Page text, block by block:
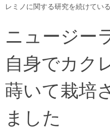
レミノに関する研究を続けている
ニュージー
自身でカク
蒔いて栽培
ました